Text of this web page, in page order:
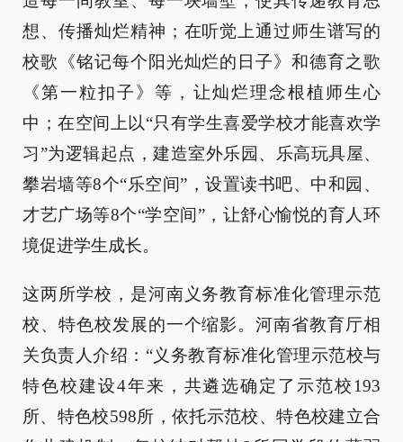
想、传播灿烂精神；在听觉上通过师生谱写的
校歌《铭记每个阳光灿烂的日子》和德育之歌
《第一粒扣子》等，让灿烂理念根植师生心
中；在空间上以“只有学生喜爱学校才能喜欢学
习”为逻辑起点，建造室外乐园、乐高玩具屋、
攀岩墙等8个“乐空间”，设置读书吧、中和园、
才艺广场等8个“学空间”，让舒心愉悦的育人环
境促进学生成长。
这两所学校，是河南义务教育标准化管理示范
校、特色校发展的一个缩影。河南省教育厅相
关负责人介绍：“义务教育标准化管理示范校与
特色校建设4年来，共遴选确定了示范校193
所、特色校598所，依托示范校、特色校建立合